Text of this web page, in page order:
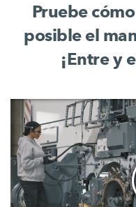
Pruebe
posible el
¡Entre y